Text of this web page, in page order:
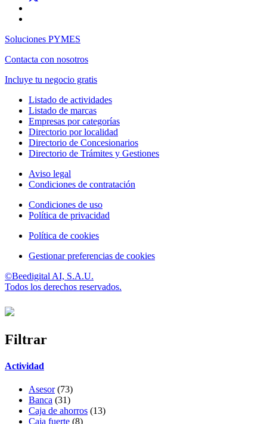
Soluciones PYMES
Contacta con nosotros
Incluye tu negocio gratis
Listado de actividades
Listado de marcas
Empresas por categorías
Directorio por localidad
Directorio de Concesionarios
Directorio de Trámites y Gestiones
Aviso legal
Condiciones de contratación
Condiciones de uso
Política de privacidad
Política de cookies
Gestionar preferencias de cookies
©Beedigital AI, S.A.U.
Todos los derechos reservados.
Filtrar
Actividad
Asesor(73)
Banca (31)
Caja de ahorros (13)
Caja fuerte (8)